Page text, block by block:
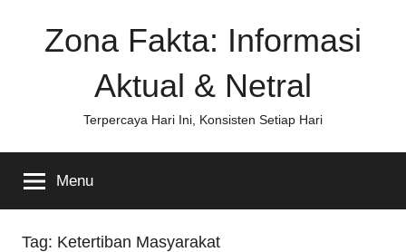
Zona Fakta: Informasi
Aktual & Netral
Terpercaya Hari Ini, Konsisten Setiap Hari
Menu
Tag: Ketertiban Masyarakat